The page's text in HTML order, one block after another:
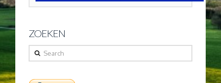
ZOEKEN
Search